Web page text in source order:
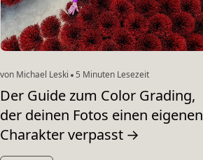
von Michael Leski 5 Minuten Lesezeit
Der Guide zum Color Grading,
der deinen Fotos einen eigenen
Charakter verpasst →